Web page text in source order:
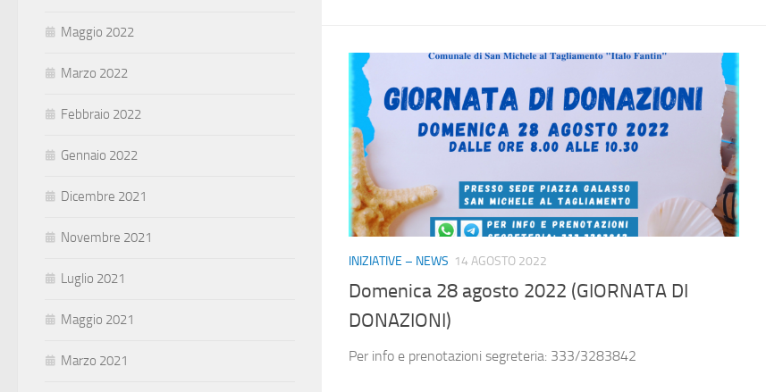
INIZIATIVE – NEWS 14 AGOSTO 2022
Domenica 28 agosto 2022 (GIORNATA DI
DONAZIONI)
Per info e prenotazioni segreteria: 333/3283842
Maggio 2022
Marzo 2022
Febbraio 2022
Gennaio 2022
Dicembre 2021
Novembre 2021
Luglio 2021
Maggio 2021
Marzo 2021